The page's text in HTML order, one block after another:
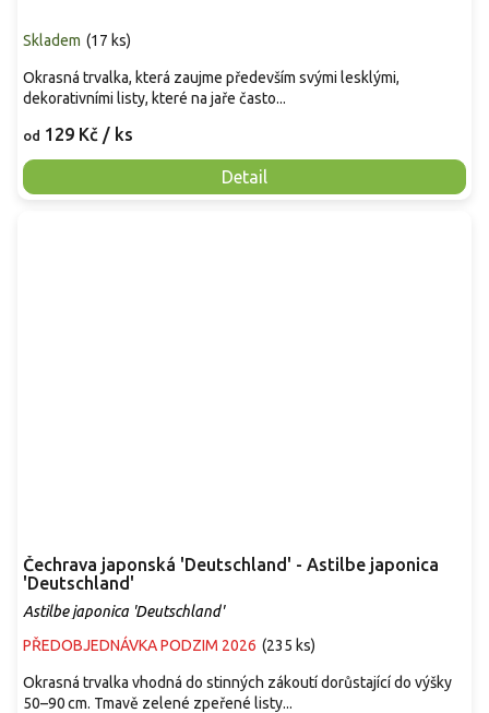
Skladem (17 ks)
od 129 Kč / ks
Detail
Okrasná trvalka, která zaujme především svými lesklými,
dekorativními listy, které na jaře často...
Čechrava japonská 'Deutschland' - Astilbe japonica
'Deutschland'
Astilbe japonica 'Deutschland'
PŘEDOBJEDNÁVKA PODZIM 2026 (235 ks)
Okrasná trvalka vhodná do stinných zákoutí dorůstající do výšky
50–90 cm. Tmavě zelené zpeřené listy...